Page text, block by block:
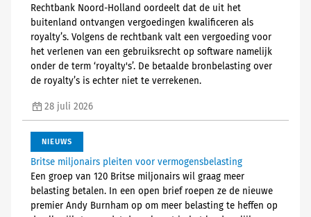
Rechtbank Noord-Holland oordeelt dat de uit het
buitenland ontvangen vergoedingen kwalificeren als
royalty’s. Volgens de rechtbank valt een vergoeding voor
het verlenen van een gebruiksrecht op software namelijk
onder de term ‘royalty's’. De betaalde bronbelasting over
de royalty’s is echter niet te verrekenen.
28 juli 2026
NIEUWS
Britse miljonairs pleiten voor vermogensbelasting
Een groep van 120 Britse miljonairs wil graag meer
belasting betalen. In een open brief roepen ze de nieuwe
premier Andy Burnham op om meer belasting te heffen op